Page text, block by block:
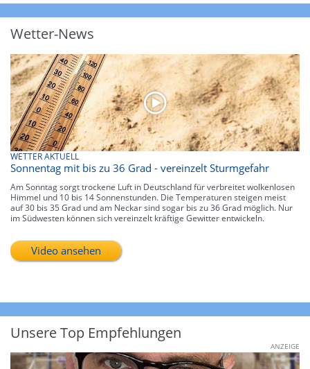
Wetter-News
WETTER AKTUELL
Sonnentag mit bis zu 36 Grad - vereinzelt Sturmgefahr
Am Sonntag sorgt trockene Luft in Deutschland für verbreitet wolkenlosen
Himmel und 10 bis 14 Sonnenstunden. Die Temperaturen steigen meist
auf 30 bis 35 Grad und am Neckar sind sogar bis zu 36 Grad möglich. Nur
im Südwesten können sich vereinzelt kräftige Gewitter entwickeln.
Video ansehen
Unsere Top Empfehlungen
ANZEIGE